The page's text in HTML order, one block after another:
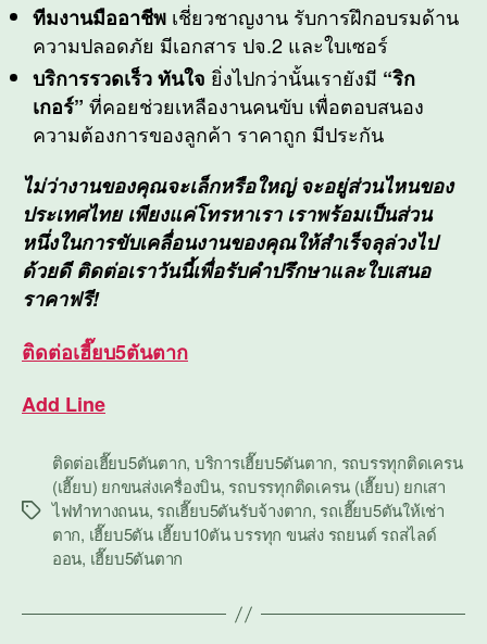
ทีมงานมืออาชีพ เชี่ยวชาญงาน รับการฝึกอบรมด้าน
ความปลอดภัย มีเอกสาร ปจ.2 และใบเซอร์
บริการรวดเร็ว ทันใจ ยิ่งไปกว่านั้นเรายังมี “ริก
เกอร์” ที่คอยช่วยเหลืองานคนขับ เพื่อตอบสนอง
ความต้องการของลูกค้า ราคาถูก มีประกัน
ไม่ว่างานของคุณจะเล็กหรือใหญ่ จะอยู่ส่วนไหนของ
ประเทศไทย เพียงแค่โทรหาเรา เราพร้อมเป็นส่วน
หนึ่งในการขับเคลื่อนงานของคุณให้สำเร็จลุล่วงไป
ด้วยดี ติดต่อเราวันนี้เพื่อรับคำปรึกษาและใบเสนอ
ราคาฟรี!
ติดต่อเฮี๊ยบ5ตันตาก
Add Line
Tags
ติดต่อเฮี๊ยบ5ตันตาก, บริการเฮี๊ยบ5ตันตาก, รถบรรทุกติดเครน
(เฮี๊ยบ) ยกขนส่งเครื่องบิน, รถบรรทุกติดเครน (เฮี๊ยบ) ยกเสา
ไฟทำทางถนน, รถเฮี๊ยบ5ตันรับจ้างตาก, รถเฮี๊ยบ5ตันให้เช่า
ตาก, เฮี๊ยบ5ตัน เฮี๊ยบ10ตัน บรรทุก ขนส่ง รถยนต์ รถสไลด์
ออน, เฮี๊ยบ5ตันตาก